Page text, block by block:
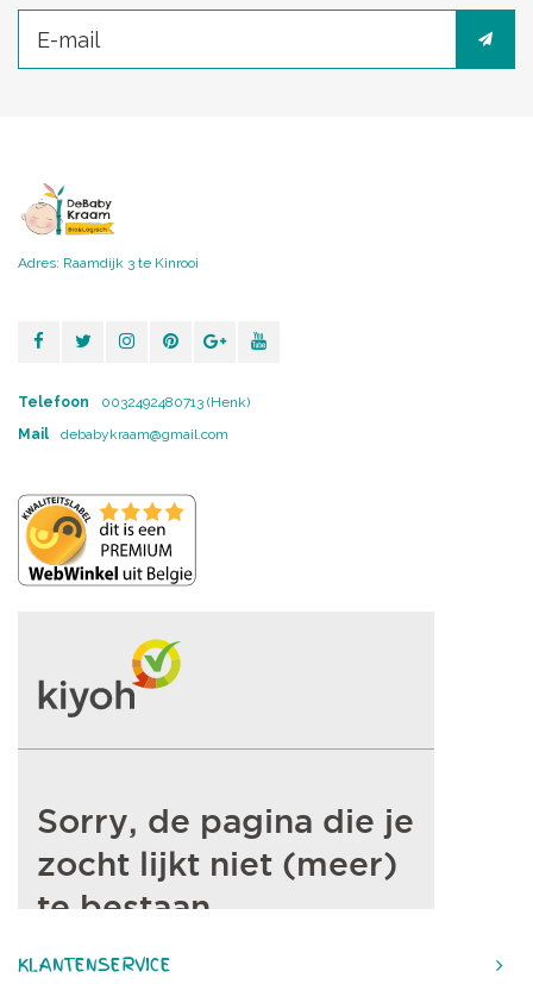
Adres: Raamdijk 3 te Kinrooi
Telefoon
0032492480713 (Henk)
Mail
debabykraam@gmail.com
KLANTENSERVICE